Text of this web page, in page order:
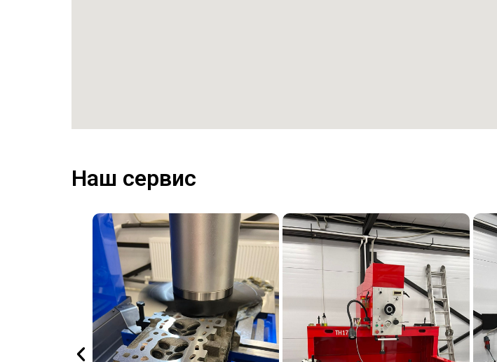
Наш сервис